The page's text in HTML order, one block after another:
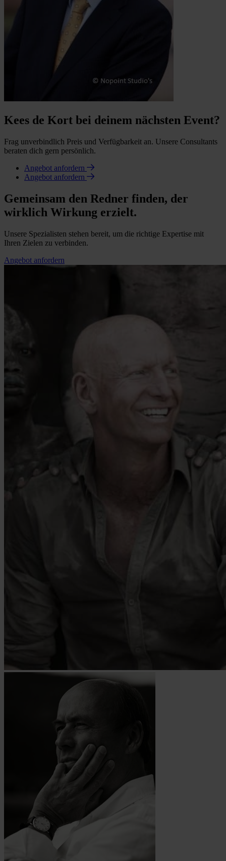
Kees de Kort bei deinem nächsten Event?
Frag unverbindlich Preis und Verfügbarkeit an. Unsere Consultants
beraten dich gern persönlich.
Angebot anfordern
Angebot anfordern
Gemeinsam den Redner finden, der
wirklich Wirkung erzielt.
Unsere Spezialisten stehen bereit, um die richtige Expertise mit
Ihren Zielen zu verbinden.
Angebot anfordern